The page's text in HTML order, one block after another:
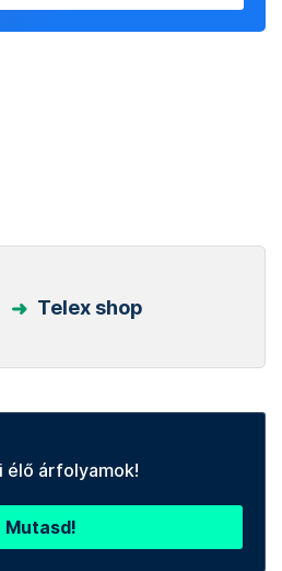
Telex shop
élő árfolyamok!
Mutasd!